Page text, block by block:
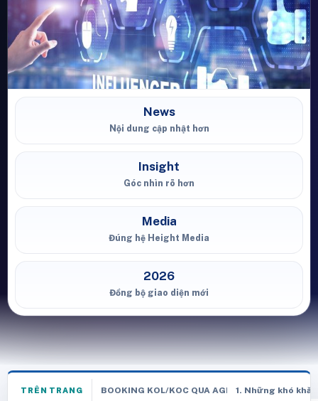
News
Nội dung cập nhật hơn
Insight
Góc nhìn rõ hơn
Media
Đúng hệ Height Media
2026
Đồng bộ giao diện mới
TRÊN TRANG BOOKING KOL/KOC QUA AGENCY: GIẢI PHÁP
1. Những khó